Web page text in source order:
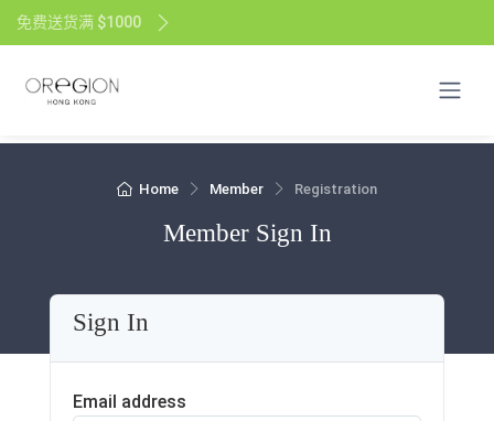
免费送货满 $1000
Home Member Registration
Member Sign In
Sign In
Email address